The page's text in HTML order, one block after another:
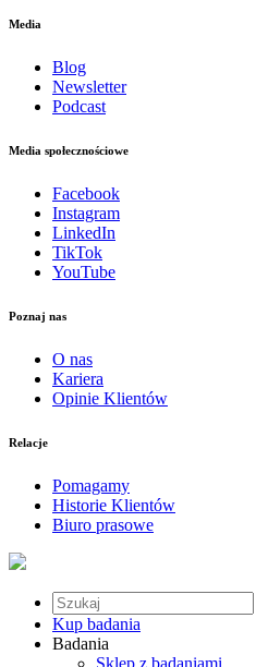
Media
Blog
Newsletter
Podcast
Media społecznościowe
Facebook
Instagram
LinkedIn
TikTok
YouTube
Poznaj nas
O nas
Kariera
Opinie Klientów
Relacje
Pomagamy
Historie Klientów
Biuro prasowe
Kup badania
Badania
Sklep z badaniami